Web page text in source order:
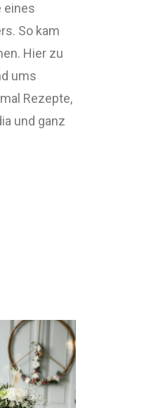
eines
So kam
Hier zu
ums
Rezepte,
und ganz